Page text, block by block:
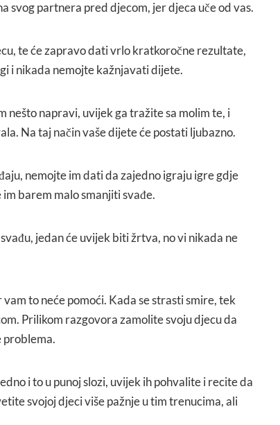
svog partnera pred djecom, jer djeca uče od vas.
te će zapravo dati vrlo kratkoročne rezultate,
i nikada nemojte kažnjavati dijete.
nešto napravi, uvijek ga tražite sa molim te, i
Na taj način vaše dijete će postati ljubazno.
nemojte im dati da zajedno igraju igre gdje
barem malo smanjiti svađe.
jedan će uvijek biti žrtva, no vi nikada ne
to neće pomoći. Kada se strasti smire, tek
Prilikom razgovora zamolite svoju djecu da
problema.
i to u punoj slozi, uvijek ih pohvalite i recite da
svojoj djeci više pažnje u tim trenucima, ali